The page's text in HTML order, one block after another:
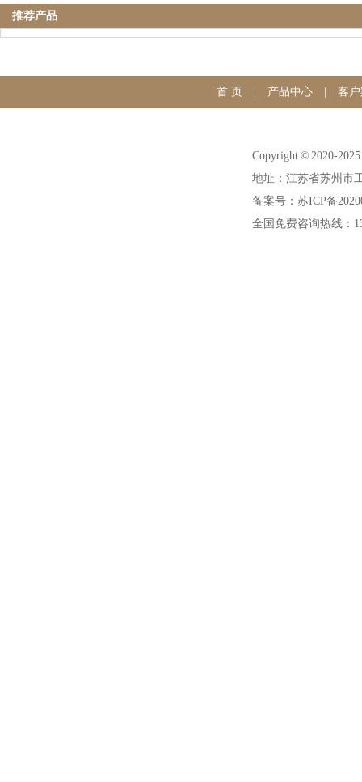
推荐产品
首 页 产品中心| 客
Copyright © 2020-
地址：江苏省苏州市
备案号：苏ICP备
全国免费咨询热线：